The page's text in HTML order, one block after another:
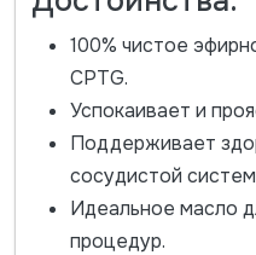
100% чистое
CPTG.
Успокаивает и
Поддерживает
сосудистой
Идеальное масло
процедур.